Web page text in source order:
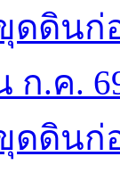
ดินก่
ก.ค.
ดินก่